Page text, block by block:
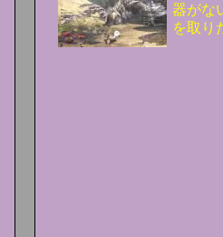
器がな
を取り